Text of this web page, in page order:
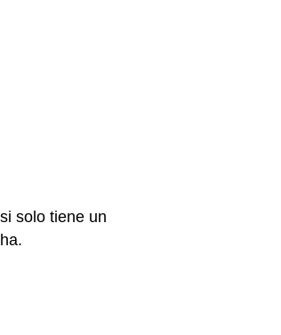
solo tiene un